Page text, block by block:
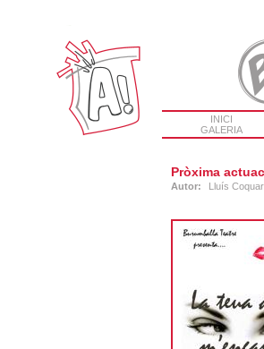
INICI
GALERIA
Pròxima
Autor: Lluís